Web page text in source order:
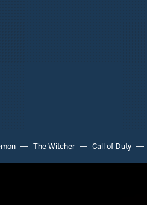
The Witcher Call of Duty